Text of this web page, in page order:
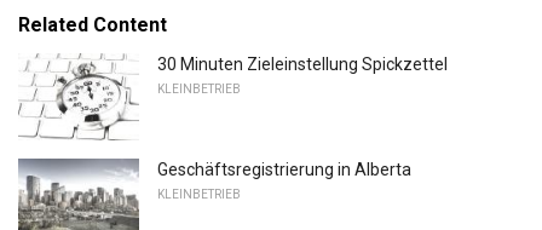
Related Content
30 Minuten Zieleinstellung Spickzettel
KLEINBETRIEB
Geschäftsregistrierung in Alberta
KLEINBETRIEB